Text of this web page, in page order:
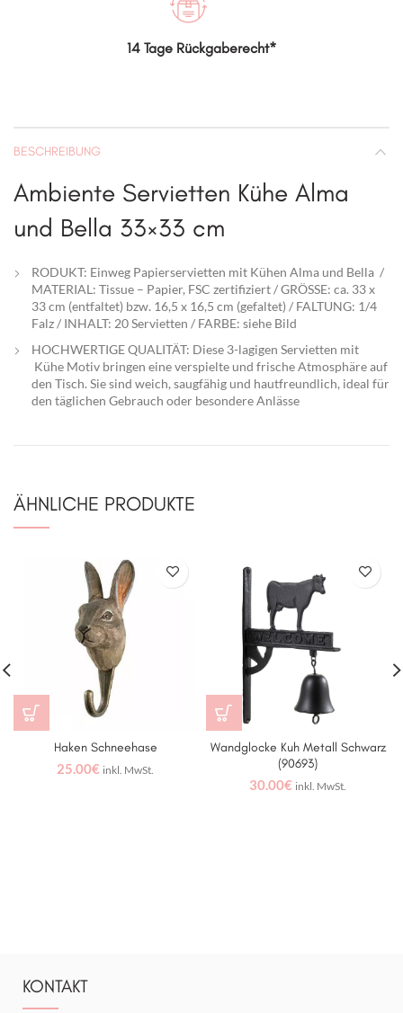
14 Tage Rückgaberecht*
BESCHREIBUNG
Ambiente Servietten Kühe Alma
und Bella 33×33 cm
RODUKT: Einweg Papierservietten mit Kühen Alma und Bella /
MATERIAL: Tissue – Papier, FSC zertifiziert / GRÖSSE: ca. 33 x
33 cm (entfaltet) bzw. 16,5 x 16,5 cm (gefaltet) / FALTUNG: 1/4
Falz / INHALT: 20 Servietten / FARBE: siehe Bild
HOCHWERTIGE QUALITÄT: Diese 3-lagigen Servietten mit
Kühe Motiv bringen eine verspielte und frische Atmosphäre auf
den Tisch. Sie sind weich, saugfähig und hautfreundlich, ideal für
den täglichen Gebrauch oder besondere Anlässe
ÄHNLICHE PRODUKTE
Haken Schneehase
25.00€ inkl. MwSt.
Wandglocke Kuh Metall Schwarz
(90693)
30.00€ inkl. MwSt.
KONTAKT